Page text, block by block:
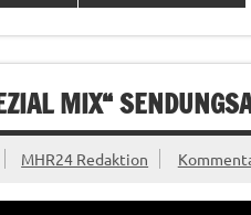
MIX“
MHR24 Redaktion